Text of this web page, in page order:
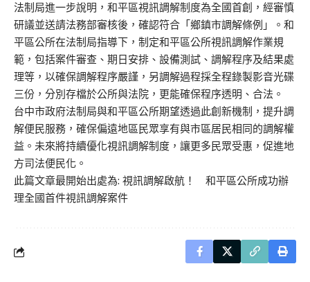
法制局進一步說明，和平區視訊調解制度為全國首創，經審慎
研議並送請法務部審核後，確認符合「鄉鎮市調解條例」。和
平區公所在法制局指導下，制定和平區公所視訊調解作業規
範，包括案件審查、期日安排、設備測試、調解程序及結果處
理等，以確保調解程序嚴謹，另調解過程採全程錄製影音光碟
三份，分別存檔於公所與法院，更能確保程序透明、合法。
台中市政府法制局與和平區公所期望透過此創新機制，提升調
解便民服務，確保偏遠地區民眾享有與市區居民相同的調解權
益。未來將持續優化視訊調解制度，讓更多民眾受惠，促進地
方司法便民化。
此篇文章最開始出處為: 視訊調解啟航！ 和平區公所成功辦
理全國首件視訊調解案件